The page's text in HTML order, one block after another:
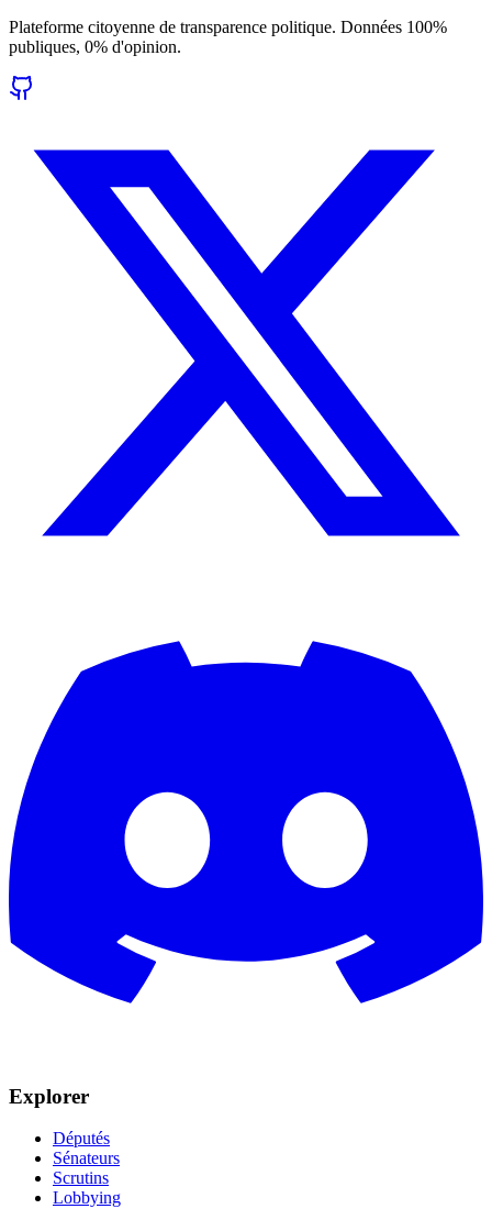
Plateforme citoyenne de transparence politique. Données 100%
publiques, 0% d'opinion.
Explorer
Députés
Sénateurs
Scrutins
Lobbying